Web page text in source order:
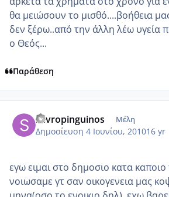
θα μειώσουν το μισθό....βοήθεια
δεν ξέρω..από την άλλη λέω υγεία
ο Θεός...
Παράθεση
savropinguinos Μέλη
Δημοσίευση 4 Ιουνίου, 201016 yr
εγω ειμαι στο δημοσιο κατα
νοιωσαμε γτ σαν οικογενεια μας